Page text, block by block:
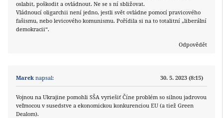
oslabit, poškodit a ovládnout. Ne se s ní sbližovat.
Vládnoucí oligarchii není jedno, jestli svět ovládne pomocí pravicového
fašismu, nebo levicového komunismu. Pořídila si na to totalitní „liberální
demokracii“.
Odpovědět
Marek napsal: 30. 5. 2023 (8:15)
Vojnou na Ukrajine pomohli SŠA vyriešiť Číne problém so silnou jadrovou
veľmocou v susedstve a ekonomickou konkurenciou EU (a tiež Green
Dealom).